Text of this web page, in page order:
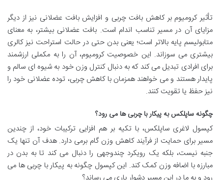
تأثیر کرومیوم بر کاهش بافت چربی و افزایش بافت عضلانی نیز از دیگر
مزایای آن در مسیر تناسب اندام است. بافت عضلانی بیشتر، به معنای
متابولیسم پایه بالاتر است؛ یعنی بدن حتی در حالت استراحت نیز کالری
بیشتری می سوزاند. این خصوصیت کرومیوم، آن را به مکملی ارزشمند
برای افرادی تبدیل می کند که به دنبال کنترل وزن خود به شیوه ای سالم و
پایدار هستند و می خواهند همزمان با کاهش چربی، توده عضلانی خود را
نیز حفظ یا تقویت کنند.
چگونه ساپلکس به پیکار با چربی ها می رود؟
کپسول لاغری ساپلکس، با تکیه بر هم افزایی ترکیبات خود، از چندین
مسیر برای حمایت از فرآیند کاهش وزن گام برمی دارد. هدف آن تنها یک
جنبه نیست، بلکه یک رویکرد چندوجهی را دنبال می کند تا به بدن در
مبارزه با اضافه وزن کمک کند. این کپسول چگونه به پیکار با چربی ها می